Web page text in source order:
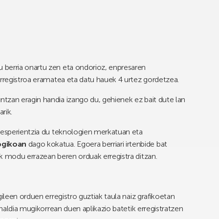
onartu zen eta ondorioz, enpresaren
eramatea eta datu hauek 4 urtez gordetzea.
eragin handia izango du, gehienek ez bait dute lan
du teknologien merkatuan eta
dago kokatua. Egoera berriari irtenbide bat
modu errazean beren orduak erregistra ditzan.
orduen erregistro guztiak taula naiz grafikoetan
mugikorrean duen aplikazio batetik erregistratzen